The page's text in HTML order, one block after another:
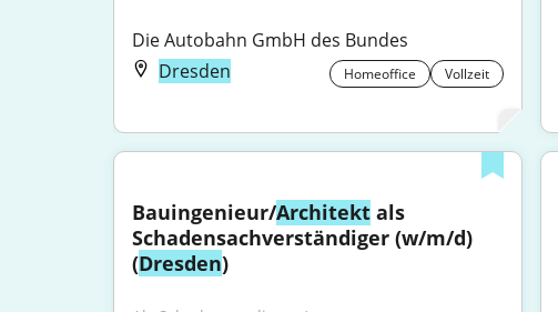
Die Autobahn GmbH des Bundes
Dresden
Homeoffice Vollzeit
Bauingenieur/Architekt als
Schadensachverständiger (w/m/d)
(Dresden)